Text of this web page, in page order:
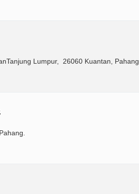
Lumpur, 26060 Kuantan, Pahang.